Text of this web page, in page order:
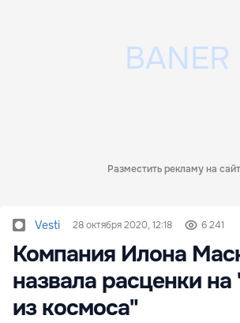
Разместить рекламу на
Vesti 28 октября 2020, 12:18 6 241
Компания Илона
назвала расценки на
из космоса"